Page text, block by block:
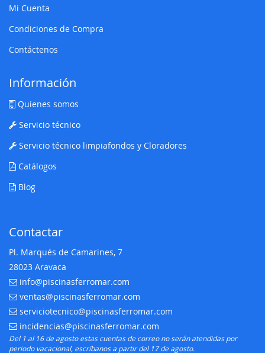
Mi Cuenta
Condiciones de Compra
Contáctenos
Información
Quienes somos
Servicio técnico
Servicio técnico limpiafondos y Cloradores
Catálogos
Blog
Contactar
Pl. Marqués de Camarines, 7
28023 Aravaca
E-mail:
info@piscinasferromar.com
E-mail:
ventas@piscinasferromar.com
E-mail:
serviciotecnico@piscinasferromar.com
E-mail:
incidencias@piscinasferromar.com
Del 1 al 16 de agosto estas cuentas de correo no serán atendidas por
periodo vacacional, escríbanos a partir del 17 de agosto.